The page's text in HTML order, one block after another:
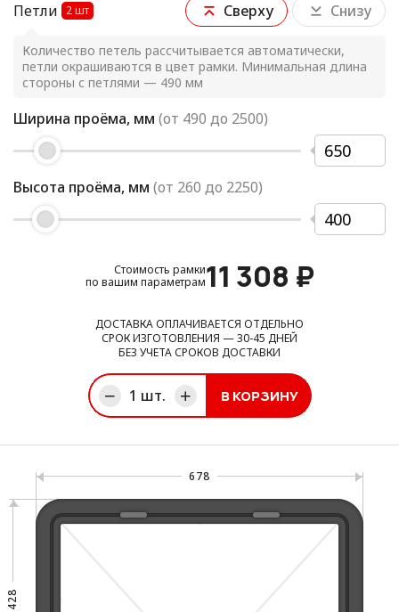
Петли 2шт Сверху Снизу
Количество петель рассчитывается автоматически,
петли окрашиваются в цвет рамки. Минимальная длина
стороны с петлями — 490 мм
Ширина проёма, мм (от 490 до 2500)
Высота проёма, мм (от 260 до 2250)
Стоимость рамки
по вашим параметрам11 308 ₽
ДОСТАВКА ОПЛАЧИВАЕТСЯ ОТДЕЛЬНО
СРОК ИЗГОТОВЛЕНИЯ — 30-45 ДНЕЙ
БЕЗ УЧЕТА СРОКОВ ДОСТАВКИ
1 шт. В КОРЗИНУ
678
428